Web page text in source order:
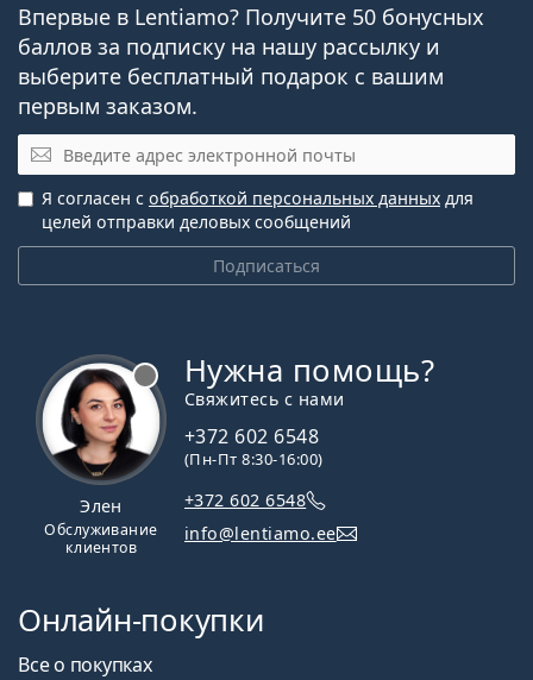
Впервые в Lentiamo? Получите 50 бонусных
баллов за подписку на нашу рассылку и
выберите бесплатный подарок с вашим
первым заказом.
Электронная почта
Подписаться
Я согласен с обработкой персональных данных для
целей отправки деловых сообщений
Элен
Обслуживание
клиентов
Нужна помощь?
Свяжитесь с нами
+372 602 6548
(Пн-Пт 8:30-16:00)
+372 602 6548
info@lentiamo.ee
Онлайн-покупки
Все о покупках